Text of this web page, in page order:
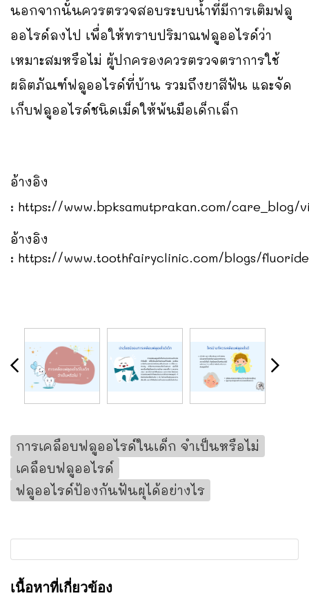
นอกจากนั้นควรตรวจสอบระบบน้ำที่มีการเติมฟลู
ออไรด์ลงไป เพื่อให้ทราบปริมาณฟลูออไรด์ว่า
เหมาะสมหรือไม่ ผู้ปกครองควรตรวจตราการใช้
ผลิตภัณฑ์ฟลูออไรด์ที่บ้าน รวมถึงยาสีฟัน และจัด
เก็บฟลูออไรด์ชนิดเม็ดให้พ้นมือเด็กเล็ก
อ้างอิง
: https://www.bpksamutprakan.com/care_blog/
อ้างอิง
: https://www.toothfairyclinic.com/blogs/fluoride
การเคลือบฟลูออไรด์ในเด็ก จำเป็นหรือไม่
เคลือบฟลูออไรด์
ฟลูออไรด์ป้องกันฟันผุได้อย่างไร
เนื้อหาที่เกี่ยวข้อง